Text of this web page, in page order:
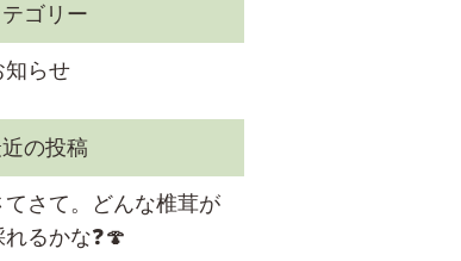
知らせ
てさて。どんな椎茸が
れるかな❓🍄